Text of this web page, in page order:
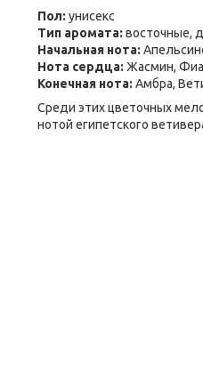
Пол: унисекс
Тип аромата: восточные,
Начальная нота:
Нота сердца: Жасмин,
Конечная нота: Амбра,
Среди этих цветочных
нотой египетского